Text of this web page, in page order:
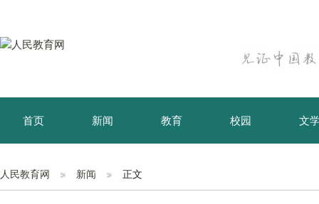
首页 新闻 教育 校园 文
育儿 资讯
人民教育网 新闻 正文